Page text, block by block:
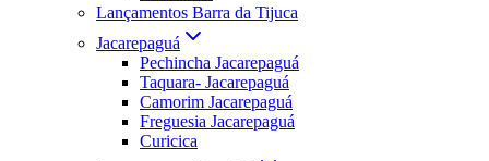
Lançamentos Barra da Tijuca
Jacarepaguá
Pechincha Jacarepaguá
Taquara- Jacarepaguá
Camorim Jacarepaguá
Freguesia Jacarepaguá
Curicica